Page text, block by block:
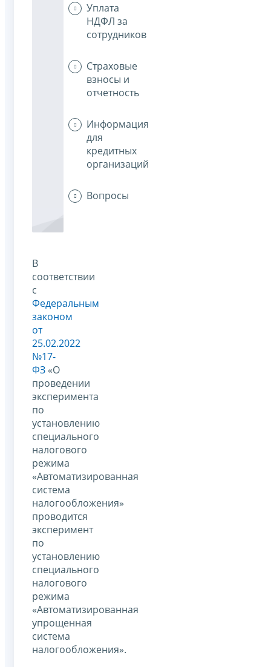
Уплата
НДФЛ за
сотрудников
Страховые
взносы и
отчетность
Информация
для
кредитных
организаций
Вопросы
В
соответствии
с
Федеральным
законом
от
25.02.2022
№17-
ФЗ «О
проведении
эксперимента
по
установлению
специального
налогового
режима
«Автоматизированная
система
налогообложения»
проводится
эксперимент
по
установлению
специального
налогового
режима
«Автоматизированная
упрощенная
система
налогообложения».